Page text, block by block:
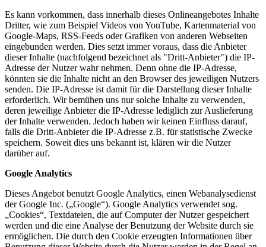
Es kann vorkommen, dass innerhalb dieses Onlineangebotes Inhalte
Dritter, wie zum Beispiel Videos von YouTube, Kartenmaterial von
Google-Maps, RSS-Feeds oder Grafiken von anderen Webseiten
eingebunden werden. Dies setzt immer voraus, dass die Anbieter
dieser Inhalte (nachfolgend bezeichnet als "Dritt-Anbieter") die IP-
Adresse der Nutzer wahr nehmen. Denn ohne die IP-Adresse,
könnten sie die Inhalte nicht an den Browser des jeweiligen Nutzers
senden. Die IP-Adresse ist damit für die Darstellung dieser Inhalte
erforderlich. Wir bemühen uns nur solche Inhalte zu verwenden,
deren jeweilige Anbieter die IP-Adresse lediglich zur Auslieferung
der Inhalte verwenden. Jedoch haben wir keinen Einfluss darauf,
falls die Dritt-Anbieter die IP-Adresse z.B. für statistische Zwecke
speichern. Soweit dies uns bekannt ist, klären wir die Nutzer
darüber auf.
Google Analytics
Dieses Angebot benutzt Google Analytics, einen Webanalysedienst
der Google Inc. („Google“). Google Analytics verwendet sog.
„Cookies“, Textdateien, die auf Computer der Nutzer gespeichert
werden und die eine Analyse der Benutzung der Website durch sie
ermöglichen. Die durch den Cookie erzeugten Informationen über